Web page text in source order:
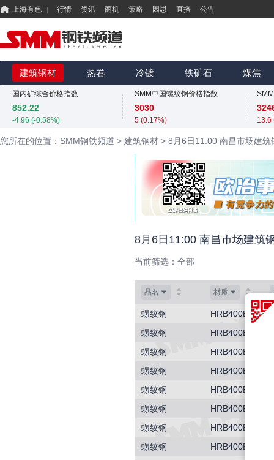
上海有色 行情 资讯 商机 策略 因思 直播 公告
建筑钢材 热卷 冷镀 铁矿石 煤焦
国内矿综合价格指数
852.22
-4.96 (-0.58%)
815
0 (0.00%)
国内矿综合价格指数
852.22
-4.96 (-0.58%)
815
SMM中国螺纹钢价格指数
1980
SMM中国螺纹钢价格指数
3030
5 (0.17%)
1980
SMM中国螺纹钢价格指数
3030
5 (0.17%)
13.6
13.6
0
您所在的位置：SMM钢铁频道 > 建筑钢材 > 8月6日11:00 南昌市场建筑
8月6日11:00 南昌市场建筑
当前筛选： 全部
品名 材质
螺纹钢 HRB400E
螺纹钢
HRB400E
螺纹钢
HRB400E
螺纹钢
HRB400E
螺纹钢
HRB400E
螺纹钢
HRB400E
螺纹钢
HRB400E
螺纹钢
HRB400E